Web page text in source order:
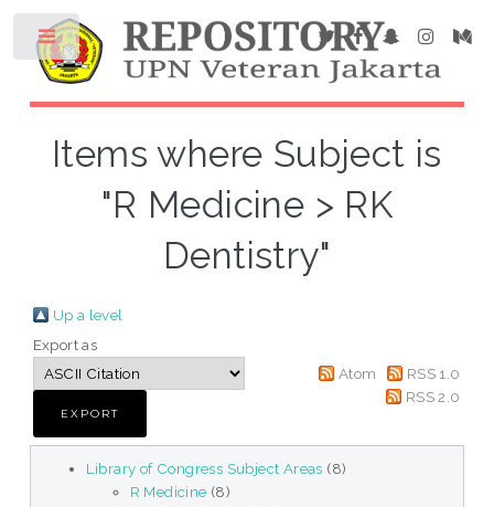
Items where Subject is
"R Medicine > RK
Dentistry"
Up a level
Export as
Atom
RSS 1.0
RSS 2.0
Library of Congress Subject Areas (8)
R Medicine (8)